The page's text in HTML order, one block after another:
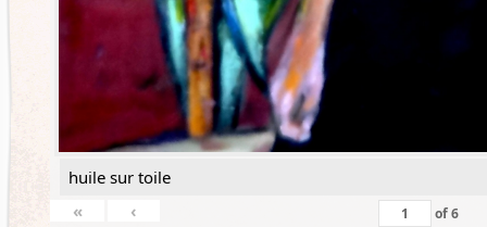
huile sur toile
«
‹ of6